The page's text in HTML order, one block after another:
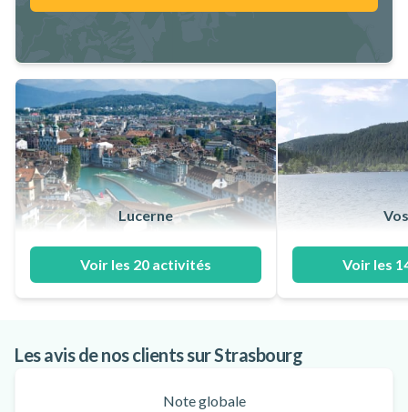
Lucerne
Voir les 20 activités Voir les
Les avis de nos clients sur Strasbourg
Note globale